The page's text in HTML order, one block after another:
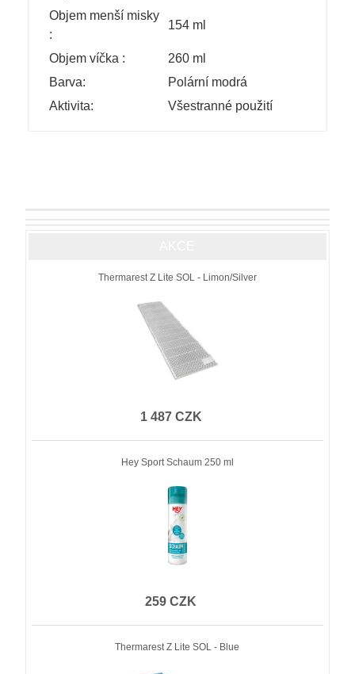
Objem menší misky
:
154 ml
Objem víčka :
260 ml
Barva:
Polární modrá
Aktivita:
Všestranné použití
Thermarest Z Lite SOL - Limon/Silver
1 487 CZK
Hey Sport Schaum 250 ml
259 CZK
Thermarest Z Lite SOL - Blue